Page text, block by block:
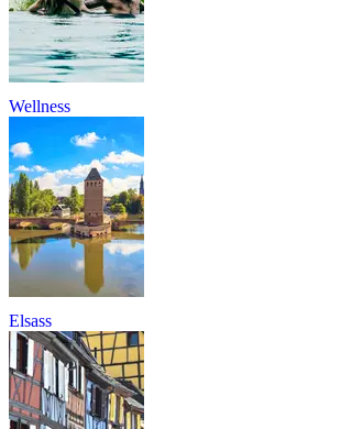
Wellness
Elsass